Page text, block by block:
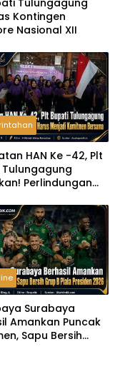
Tulungagung
Kontingen
Nasional XII
HAN Ke -42, Plt
Perlindungan
Bersama
Surabaya
Amankan Puncak
Sapu Bersih